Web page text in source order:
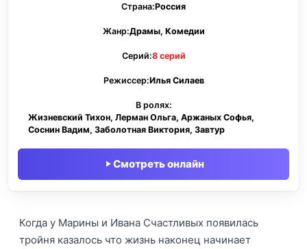
Страна:Россия
Жанр:Драмы, Комедии
Серий:8 серий
Режиссер:Илья Силаев
В ролях:
Жизневский Тихон, Лерман Ольга, Аржаных Софья,
Соснин Вадим, Заболотная Виктория, Завтур
Смотреть онлайн
Когда у Марины и Ивана Счастливых появилась
тройня казалось что жизнь наконец начинает